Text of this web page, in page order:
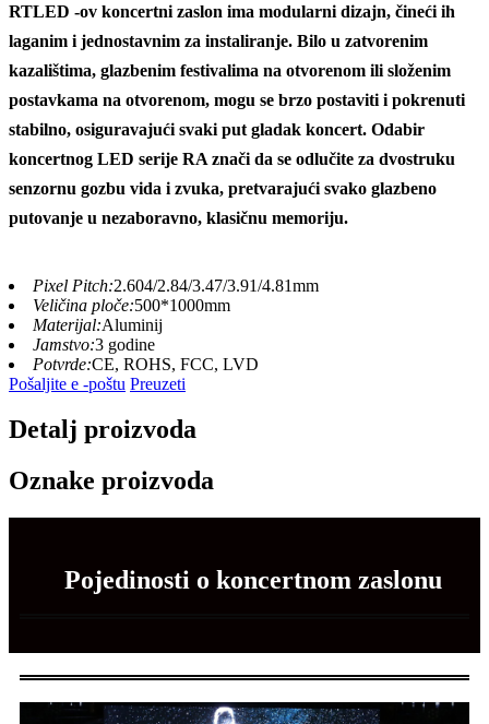
RTLED -ov koncertni zaslon ima modularni dizajn, čineći ih
laganim i jednostavnim za instaliranje. Bilo u zatvorenim
kazalištima, glazbenim festivalima na otvorenom ili složenim
postavkama na otvorenom, mogu se brzo postaviti i pokrenuti
stabilno, osiguravajući svaki put gladak koncert. Odabir
koncertnog LED serije RA znači da se odlučite za dvostruku
senzornu gozbu vida i zvuka, pretvarajući svako glazbeno
putovanje u nezaboravno, klasičnu memoriju.
Pixel Pitch:2.604/2.84/3.47/3.91/4.81mm
Veličina ploče:500*1000mm
Materijal:Aluminij
Jamstvo:3 godine
Potvrde:CE, ROHS, FCC, LVD
Pošaljite e -poštu Preuzeti
Detalj proizvoda
Oznake proizvoda
Pojedinosti o koncertnom zaslonu